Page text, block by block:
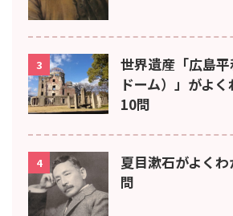
3
世界遺産「広島
ドーム）」がよ
10問
4
夏目漱石がよく
問